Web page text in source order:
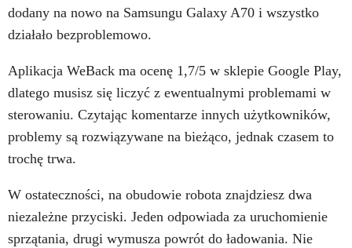
dodany na nowo na Samsungu Galaxy A70 i wszystko
działało bezproblemowo.
Aplikacja WeBack ma ocenę 1,7/5 w sklepie Google Play,
dlatego musisz się liczyć z ewentualnymi problemami w
sterowaniu. Czytając komentarze innych użytkowników,
problemy są rozwiązywane na bieżąco, jednak czasem to
trochę trwa.
W ostateczności, na obudowie robota znajdziesz dwa
niezależne przyciski. Jeden odpowiada za uruchomienie
sprzątania, drugi wymusza powrót do ładowania. Nie